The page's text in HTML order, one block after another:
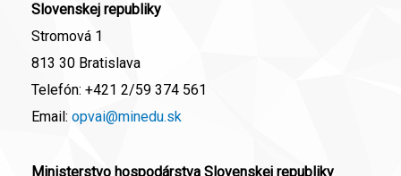
Slovenskej republiky
Stromová 1
813 30 Bratislava
Telefón: +421 2/59 374 561
Email: opvai@minedu.sk
Ministerstvo hospodárstva Slovenskej republiky